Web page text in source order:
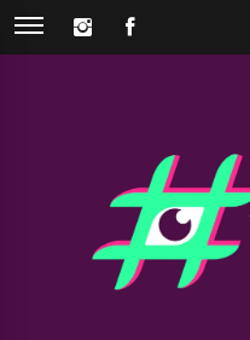
Skip
INSTAGRAM